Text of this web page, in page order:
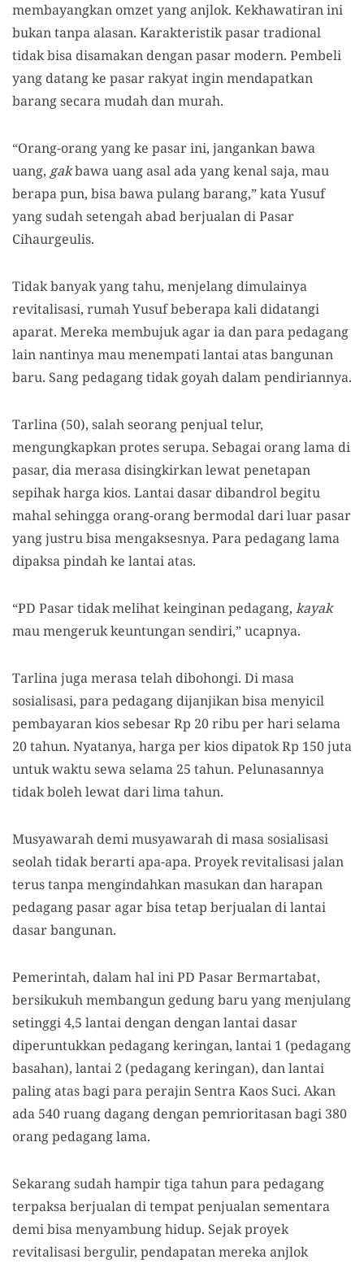
membayangkan omzet yang anjlok. Kekhawatiran ini
bukan tanpa alasan. Karakteristik pasar tradional
tidak bisa disamakan dengan pasar modern. Pembeli
yang datang ke pasar rakyat ingin mendapatkan
barang secara mudah dan murah.
“Orang-orang yang ke pasar ini, jangankan bawa
uang, gakbawa uang asal ada yang kenal saja, mau
berapa pun, bisa bawa pulang barang,” kata Yusuf
yang sudah setengah abad berjualan di Pasar
Cihaurgeulis.
Tidak banyak yang tahu, menjelang dimulainya
revitalisasi, rumah Yusuf beberapa kali didatangi
aparat. Mereka membujuk agar ia dan para pedagang
lain nantinya mau menempati lantai atas bangunan
baru. Sang pedagang tidak goyah dalam pendiriannya.
Tarlina (50), salah seorang penjual telur,
mengungkapkan protes serupa. Sebagai orang lama di
pasar, dia merasa disingkirkan lewat penetapan
sepihak harga kios. Lantai dasar dibandrol begitu
mahal sehingga orang-orang bermodal dari luar pasar
yang justru bisa mengaksesnya. Para pedagang lama
dipaksa pindah ke lantai atas.
“PD Pasar tidak melihat keinginan pedagang, kayak
mau mengeruk keuntungan sendiri,” ucapnya.
Tarlina juga merasa telah dibohongi. Di masa
sosialisasi, para pedagang dijanjikan bisa menyicil
pembayaran kios sebesar Rp 20 ribu per hari selama
20 tahun. Nyatanya, harga per kios dipatok Rp 150 juta
untuk waktu sewa selama 25 tahun. Pelunasannya
tidak boleh lewat dari lima tahun.
Musyawarah demi musyawarah di masa sosialisasi
seolah tidak berarti apa-apa. Proyek revitalisasi jalan
terus tanpa mengindahkan masukan dan harapan
pedagang pasar agar bisa tetap berjualan di lantai
dasar bangunan.
Pemerintah, dalam hal ini PD Pasar Bermartabat,
bersikukuh membangun gedung baru yang menjulang
setinggi 4,5 lantai dengan dengan lantai dasar
diperuntukkan pedagang keringan, lantai 1 (pedagang
basahan), lantai 2 (pedagang keringan), dan lantai
paling atas bagi para perajin Sentra Kaos Suci. Akan
ada 540 ruang dagang dengan pemrioritasan bagi 380
orang pedagang lama.
Sekarang sudah hampir tiga tahun para pedagang
terpaksa berjualan di tempat penjualan sementara
demi bisa menyambung hidup. Sejak proyek
revitalisasi bergulir, pendapatan mereka anjlok